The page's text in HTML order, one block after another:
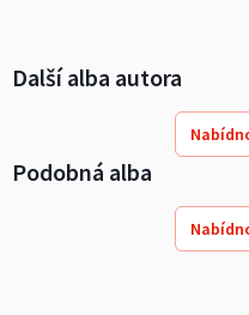
Další alba autora
Podobná alba